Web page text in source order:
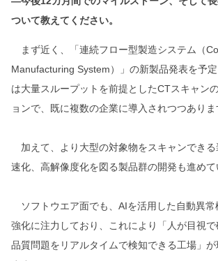
ついて教えてください。
まず近く、「連続フロー型製造システム（
Manufacturing System）」の新製品発表を予
は大量スループットを前提としたCTスキャン
ョンで、既に複数の企業に導入されつつありま
加えて、より大型の対象物をスキャンできる
速化、高解像度化を図る製品群の開発も進めて
ソフトウエア面でも、AIを活用した自動異常
強化に注力しており、これにより「人が目視で
品質問題をリアルタイムで検知できる工場」が